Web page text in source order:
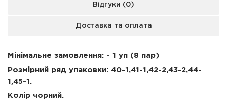
Відгуки (0)
Доставка та оплата
Мінімальне замовлення: - 1 уп (8 пар)
Розмірний ряд упаковки: 40-1,41-1,42-2,43-2,44-
1,45-1.
Колір чорний.